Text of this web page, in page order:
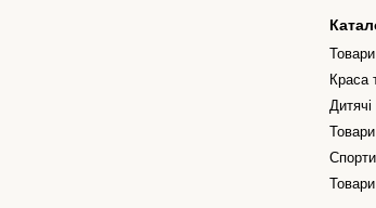
Краса
Дитячі